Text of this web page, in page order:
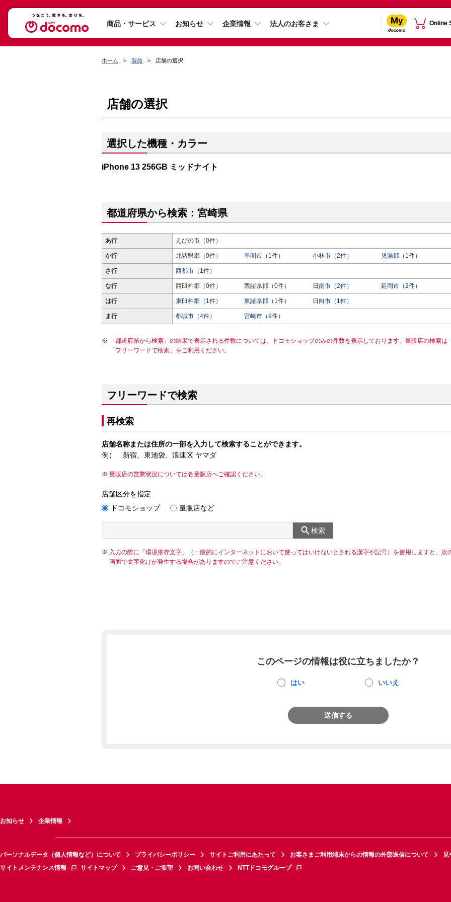
商品・サービス お知らせ 企業情報 法人のお客さま Online
ホーム 製品 店舗の選択
店舗の選択
選択した機種・カラー
iPhone 13 256GB ミッドナイト
都道府県から検索：宮崎県
あ行 えびの市（0件）
か行 北諸県郡（0件） 串間市（1件） 小林市（2件） 児湯郡（1件）
さ行 西都市（1件）
な行 西臼杵郡（0件） 西諸県郡（0件） 日南市（2件） 延岡市（2件）
は行 東臼杵郡（1件） 東諸県郡（1件） 日向市（1件）
ま行 都城市（4件） 宮崎市（9件）
「都道府県から検索」の結果で表示される件数については、ドコモショップのみの件数を表示しております。量販店の検索は
「フリーワードで検索」をご利用ください。
フリーワードで検索
再検索
店舗名称または住所の一部を入力して検索することができます。
例） 新宿、東池袋、浪速区 ヤマダ
量販店の営業状況については各量販店へご確認ください。
店舗区分を指定
ドコモショップ
量販店など
検索
入力の際に「環境依存文字」（一般的にインターネットにおいて使ってはいけないとされる漢字や記号）を使用しますと、次
画面で文字化けが発生する場合がありますのでご注意ください。
このページの情報は役に立ちましたか？
はい いいえ
送信する
お知らせ 企業情報
パーソナルデータ（個人情報など）について プライバシーポリシー サイトご利用にあたって お客さまご利用端末からの情報の外部送信について
見
サイトメンテナンス情報
サイトマップ ご意見・ご要望 お問い合わせ NTTドコモグループ